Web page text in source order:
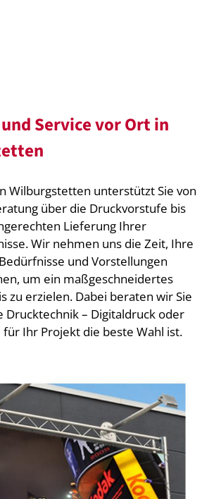
Service vor Ort in
Wilburgstetten unterstützt Sie von
über die Druckvorstufe bis
Lieferung Ihrer
Wir nehmen uns die Zeit, Ihre
und Vorstellungen
um ein maßgeschneidertes
zu erzielen. Dabei beraten wir Sie
Drucktechnik – Digitaldruck oder
Ihr Projekt die beste Wahl ist.